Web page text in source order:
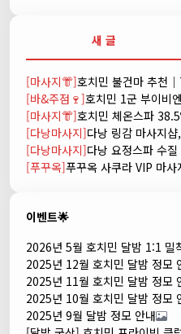
새 글
[마사지👘]
[바&주점🍷]
[마사지👘]
[다낭마사지]
[다낭마사지]
[푸꾸옥]푸꾸옥 사쿠라 VIP 마사
이벤트🌟
2026년 5월 호치민 달밤 1:1 밀
2025년 12월 호치민 달밤 정모
2025년 11월 호치민 달밤 정모
2025년 10월 호치민 달밤 정모
2025년 9월 달밤 정모 안내